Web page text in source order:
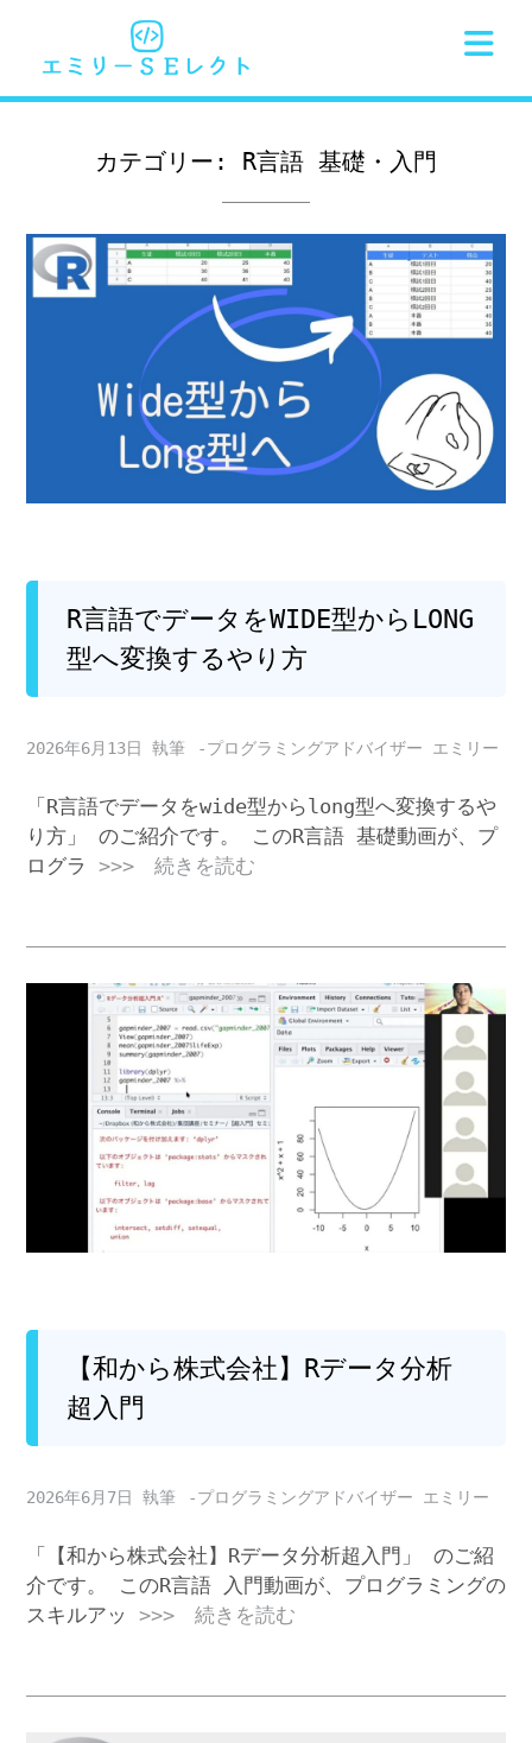
content
カテゴリー: R言語 基礎・入門
R言語でデータをWIDE型からLONG
型へ変換するやり方
2026年6月13日 -プログラミングアドバイザー エミリー
「R言語でデータをwide型からlong型へ変換するや
り方」 のご紹介です。 このR言語 基礎動画が、プ
ログラ >>> 続きを読む
【和から株式会社】Rデータ分析
超入門
2026年6月7日 -プログラミングアドバイザー エミリー
「【和から株式会社】Rデータ分析超入門」 のご紹
介です。 このR言語 入門動画が、プログラミングの
スキルアッ >>> 続きを読む